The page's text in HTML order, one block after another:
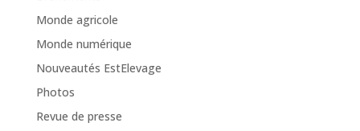
Monde agricole
Monde numérique
Nouveautés EstElevage
Photos
Revue de presse